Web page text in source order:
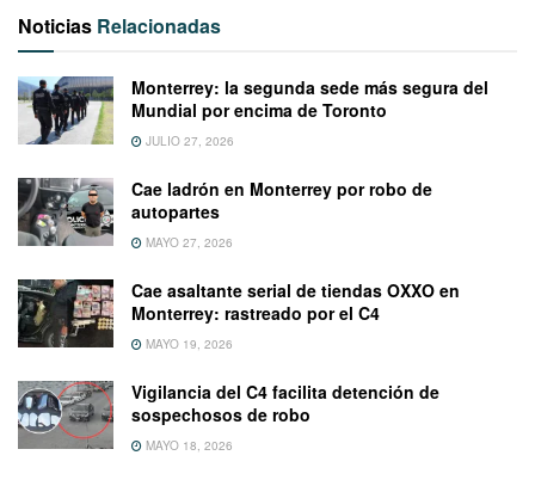
Noticias Relacionadas
Monterrey: la segunda sede más segura del
Mundial por encima de Toronto
JULIO 27, 2026
Cae ladrón en Monterrey por robo de
autopartes
MAYO 27, 2026
Cae asaltante serial de tiendas OXXO en
Monterrey: rastreado por el C4
MAYO 19, 2026
Vigilancia del C4 facilita detención de
sospechosos de robo
MAYO 18, 2026